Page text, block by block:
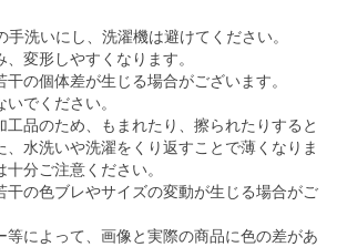
手洗いにし、洗濯機は避けてください。
、変形しやすくなります。
干の個体差が生じる場合がございます。
いでください。
工品のため、もまれたり、擦られたりすると
、水洗いや洗濯をくり返すことで薄くなりま
分ご注意ください。
干の色ブレやサイズの変動が生じる場合がご
等によって、画像と実際の商品に色の差があ